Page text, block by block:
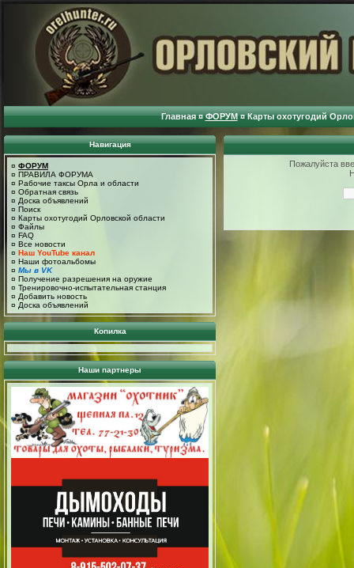
Главная ¤ ФОРУМ ¤ Карты охотугодий
Навигация
¤ ФОРУМ
¤ ПРАВИЛА ФОРУМА
¤ Рабочие таксы Орла и области
¤ Обратная связь
¤ Доска объявлений
¤ Поиск
¤ Карты охотугодий Орловской области
¤ Файлы
¤ FAQ
¤ Все новости
¤ Наш YouTube канал
¤ Наши фотоальбомы
¤ Мы в VK
¤ Получение разрешения на оружие
¤ Тренировочно-испытательная станция
¤ Добавить новость
¤ Доска объявлений
Копилка
Наши партнеры
Пожалуйста